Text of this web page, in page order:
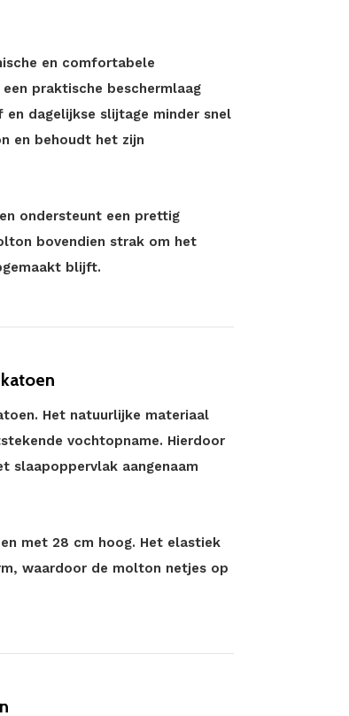
en comfortabele
praktische beschermlaag
dagelijkse slijtage minder snel
en behoudt het zijn
ondersteunt een prettig
bovendien strak om het
blijft.
Het natuurlijke materiaal
vochtopname. Hierdoor
aangenaam
met 28 cm hoog. Het elastiek
waardoor de molton netjes op